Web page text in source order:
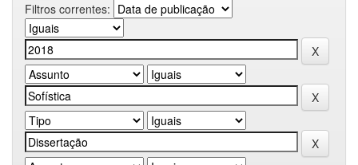
Filtros correntes: